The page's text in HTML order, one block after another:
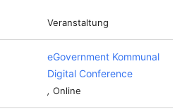
Veranstaltung
eGovernment Kommunal
Digital Conference
, Online